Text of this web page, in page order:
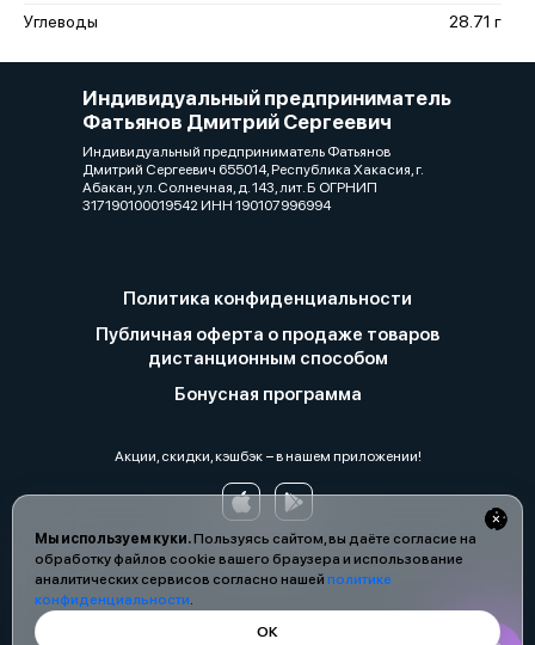
Мы используем куки.Пользуясь сайтом, вы даёте согласие на
обработку файлов cookie вашего браузера и использование
аналитических сервисов согласно нашей политике
конфиденциальности.
ОК
Углеводы
28.71 г
Индивидуальный предприниматель
Фатьянов Дмитрий Сергеевич
Индивидуальный предприниматель Фатьянов
Дмитрий Сергеевич 655014, Республика Хакасия, г.
Абакан, ул. Солнечная, д. 143, лит. Б ОГРНИП
317190100019542 ИНН 190107996994
Политика конфиденциальности
Публичная оферта о продаже товаров
дистанционным способом
Бонусная программа
Акции, скидки, кэшбэк − в нашем приложении!